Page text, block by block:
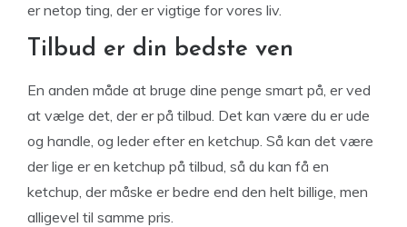
er netop ting, der er vigtige for vores liv.
Tilbud er din bedste ven
En anden måde at bruge dine penge smart på, er ved
at vælge det, der er på tilbud. Det kan være du er ude
og handle, og leder efter en ketchup. Så kan det være
der lige er en ketchup på tilbud, så du kan få en
ketchup, der måske er bedre end den helt billige, men
alligevel til samme pris.